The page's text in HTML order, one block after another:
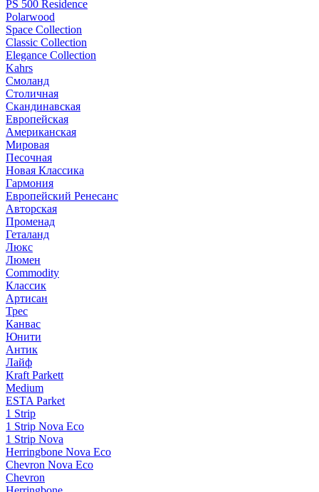
PS 500 Residence
Polarwood
Space Collection
Classic Collection
Elegance Collection
Kahrs
Смоланд
Столичная
Скандинавская
Европейская
Американская
Мировая
Песочная
Новая Классика
Гармония
Европейский Ренесанс
Авторская
Променад
Геталанд
Люкс
Люмен
Commodity
Классик
Артисан
Трес
Канвас
Юнити
Антик
Лайф
Kraft Parkett
Medium
ESTA Parket
1 Strip
1 Strip Nova Eco
1 Strip Nova
Herringbone Nova Eco
Chevron Nova Eco
Chevron